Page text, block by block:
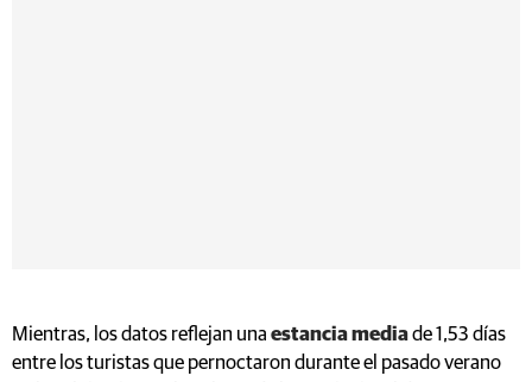
Mientras, los datos reflejan una estancia mediade 1,53 días
entre los turistas que pernoctaron durante el pasado verano